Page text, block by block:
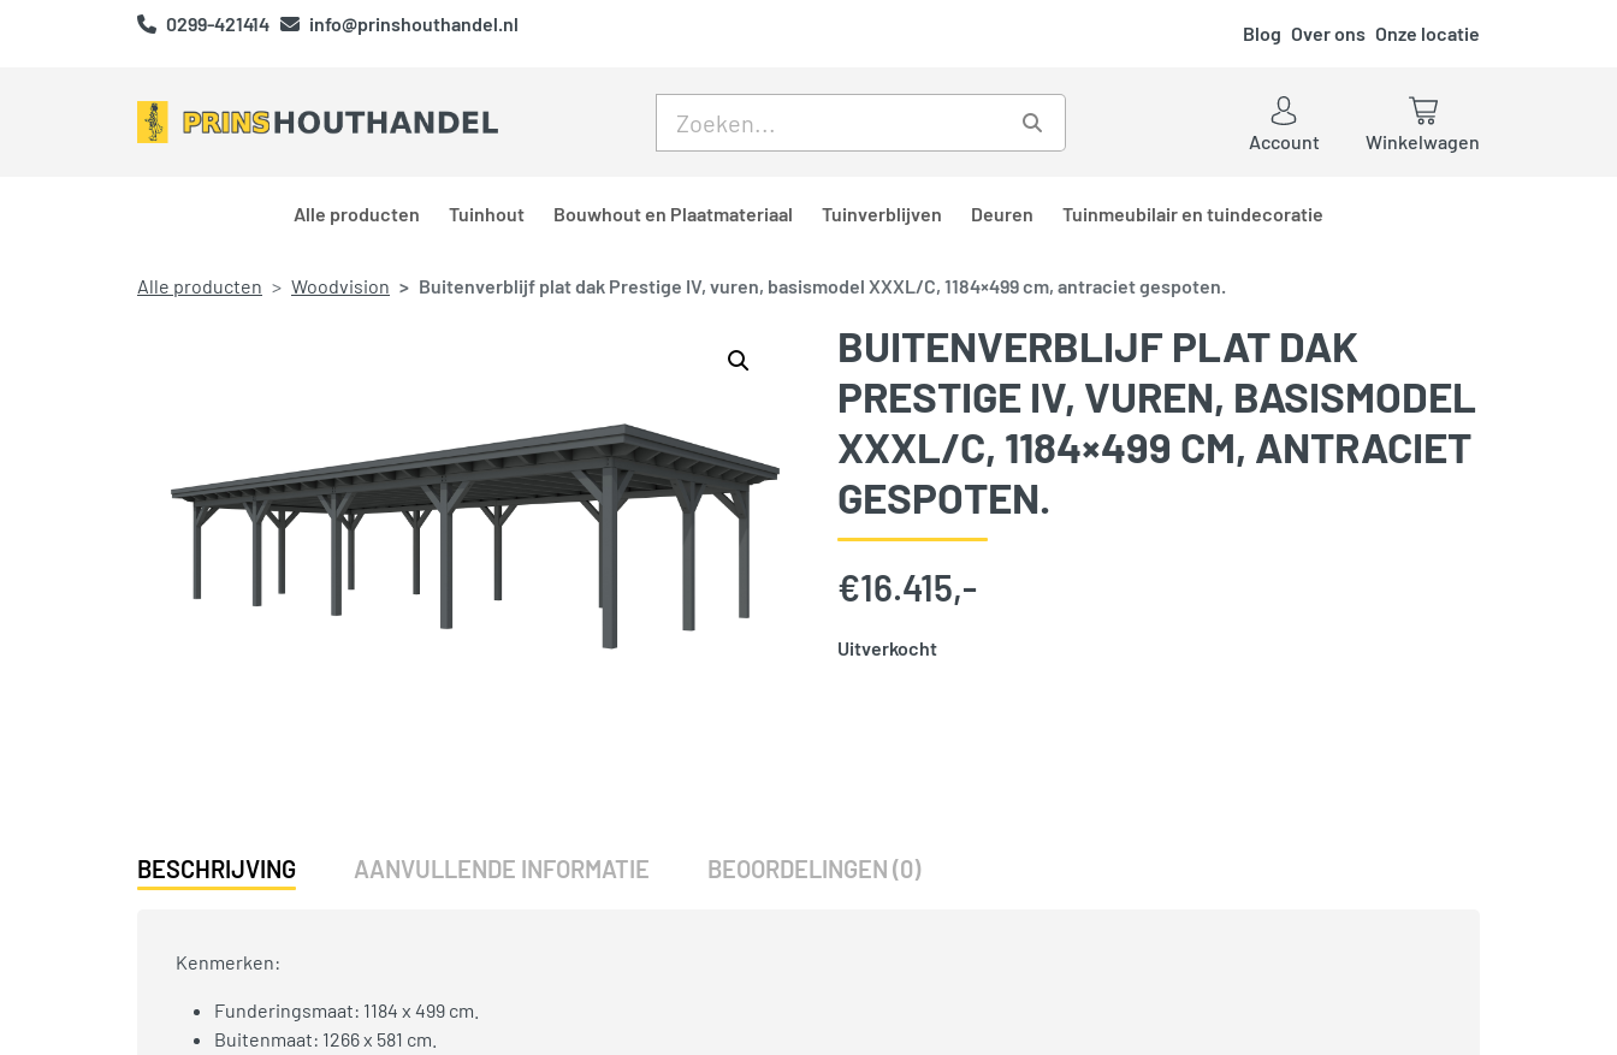
0299-421414 info@prinshouthandel.nl Blog Over ons Onze locatie
Account
Winkelwagen
Alle producten Tuinhout Bouwhout en Plaatmateriaal Tuinverblijven Deuren Tuinmeubilair en tuindecoratie
Alle producten Woodvision Buitenverblijf plat dak Prestige IV, vuren, basismodel XXXL/C, 1184×499 cm, antraciet gespoten.
BUITENVERBLIJF PLAT DAK
PRESTIGE IV, VUREN, BASISMODEL
XXXL/C, 1184×499 CM, ANTRACIET
GESPOTEN.
€16.415,-
Uitverkocht
BESCHRIJVING AANVULLENDE INFORMATIE BEOORDELINGEN (0)
Kenmerken:
Funderingsmaat: 1184 x 499 cm.
Buitenmaat: 1266 x 581 cm.